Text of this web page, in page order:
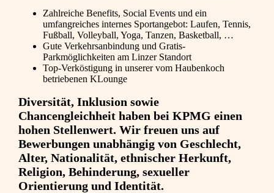
Zahlreiche Benefits, Social Events und ein
umfangreiches internes Sportangebot: Laufen, Tennis,
Fußball, Volleyball, Yoga, Tanzen, Basketball, …
Gute Verkehrsanbindung und Gratis-
Parkmöglichkeiten am Linzer Standort
Top-Verköstigung in unserer vom Haubenkoch
betriebenen KLounge
Diversität, Inklusion sowie
Chancengleichheit haben bei KPMG einen
hohen Stellenwert. Wir freuen uns auf
Bewerbungen unabhängig von Geschlecht,
Alter, Nationalität, ethnischer Herkunft,
Religion, Behinderung, sexueller
Orientierung und Identität.